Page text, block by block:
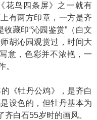
花鸟四条屏》之一就有
有两方印章，一方是齐
收藏印“沁园鉴赏”（白文
胡沁园观赏过，时间大
意，色彩并不浓艳，一
。
《牡丹公鸡》，是齐白
设色的，但牡丹基本为
白石55岁时的画风。